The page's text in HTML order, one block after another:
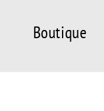
Boutique